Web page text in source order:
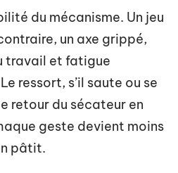
du mécanisme. Un jeu
un axe grippé,
travail et fatigue
ressort, s’il saute ou se
retour du sécateur en
geste devient moins
pâtit.